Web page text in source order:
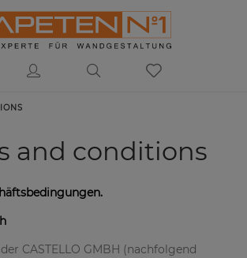
and conditions
CASTELLO GMBH (nachfolgend